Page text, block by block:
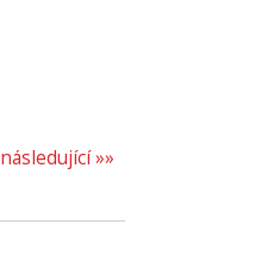
následující »»